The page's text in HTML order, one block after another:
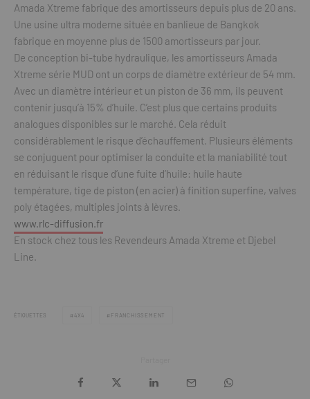
Amada Xtreme fabrique des amortisseurs depuis plus de 20 ans.
Une usine ultra moderne située en banlieue de Bangkok
fabrique en moyenne plus de 1500 amortisseurs par jour.
De conception bi-tube hydraulique, les amortisseurs Amada
Xtreme série MUD ont un corps de diamètre extérieur de 54 mm.
Avec un diamètre intérieur et un piston de 36 mm, ils peuvent
contenir jusqu’à 15% d’huile. C’est plus que certains produits
analogues disponibles sur le marché. Cela réduit
considérablement le risque d’échauffement. Plusieurs éléments
se conjuguent pour optimiser la conduite et la maniabilité tout
en réduisant le risque d’une fuite d’huile: huile haute
température, tige de piston (en acier) à finition superfine, valves
poly étagées, multiples joints à lèvres.
www.rlc-diffusion.fr
En stock chez tous les Revendeurs Amada Xtreme et Djebel
Line.
ÉTIQUETTES 4X4 FRANCHISSEMENT